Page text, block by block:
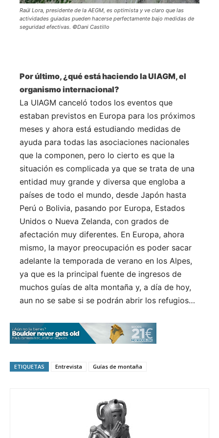
Raúl Lora, presidente de la AEGM, es optimista y ve claro que las
actividades guiadas pueden hacerse perfectamente bajo medidas de
seguridad efectivas. ©Dani Castillo
Por último, ¿qué está haciendo la UIAGM, el
organismo internacional?
La UIAGM canceló todos los eventos que
estaban previstos en Europa para los próximos
meses y ahora está estudiando medidas de
ayuda para todas las asociaciones nacionales
que la componen, pero lo cierto es que la
situación es complicada ya que se trata de una
entidad muy grande y diversa que engloba a
países de todo el mundo, desde Japón hasta
Perú o Bolivia, pasando por Europa, Estados
Unidos o Nueva Zelanda, con grados de
afectación muy diferentes. En Europa, ahora
mismo, la mayor preocupación es poder sacar
adelante la temporada de verano en los Alpes,
ya que es la principal fuente de ingresos de
muchos guías de alta montaña y, a día de hoy,
aun no se sabe si se podrán abrir los refugios…
ETIQUETAS Entrevista Guías de montaña